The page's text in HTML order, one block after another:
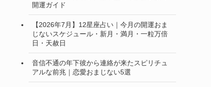
開運ガイド
【2026年7月】12星座占い｜今月の開運おま
じないスケジュール・新月・満月・一粒万倍
日・天赦日
音信不通の年下彼から連絡が来たスピリチュ
アルな前兆｜恋愛おまじない5選